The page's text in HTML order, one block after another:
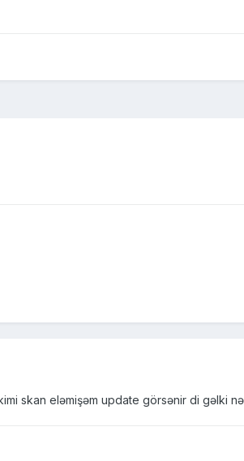
skan eləmişəm update görsənir di gəlki